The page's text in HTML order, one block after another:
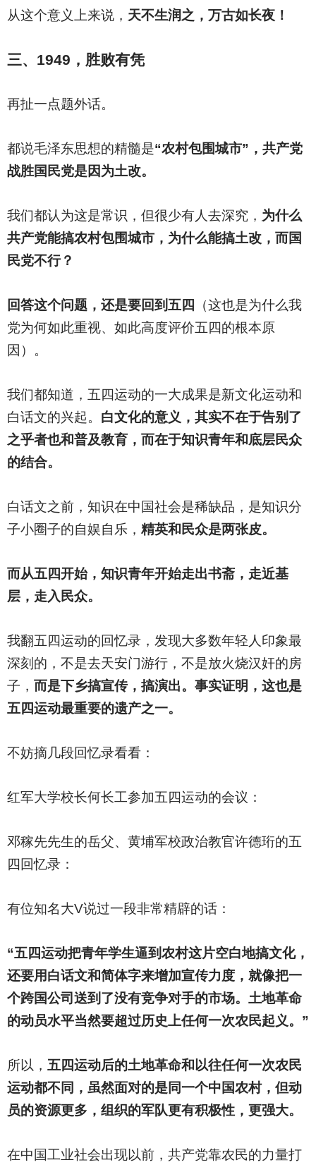
从这个意义上来说， 天不生润之，万古如长夜！
三、1949，胜败有凭
再扯一点题外话。
都说毛泽东思想的精髓是“农村包围城市”，共产党
战胜国民党是因为土改。
我们都认为这是常识，但很少有人去深究， 为什么
共产党能搞农村包围城市，为什么能搞土改，而国
民党不行？
回答这个问题，还是要回到五四
（这也是为什么我
党为何如此重视、如此高度评价五四的根本原
因）。
我们都知道，五四运动的一大成果是新文化运动和
白话文的兴起。 白文化的意义，其实不在于告别了
之乎者也和普及教育，而在于知识青年和底层民众
的结合。
白话文之前，知识在中国社会是稀缺品，是知识分
子小圈子的自娱自乐， 精英和民众是两张皮。
而从五四开始，知识青年开始走出书斋，走近基
层，走入民众。
我翻五四运动的回忆录，发现大多数年轻人印象最
深刻的，不是去天安门游行，不是放火烧汉奸的房
子， 而是下乡搞宣传，搞演出。事实证明，这也是
五四运动最重要的遗产之一。
不妨摘几段回忆录看看：
红军大学校长何长工参加五四运动的会议：
邓稼先先生的岳父、黄埔军校政治教官许德珩的五
四回忆录：
有位知名大V说过一段非常精辟的话：
“五四运动把青年学生逼到农村这片空白地搞文化，
还要用白话文和简体字来增加宣传力度，就像把一
个跨国公司送到了没有竞争对手的市场。土地革命
的动员水平当然要超过历史上任何一次农民起义。”
所以， 五四运动后的土地革命和以往任何一次农民
运动都不同，虽然面对的是同一个中国农村，但动
员的资源更多，组织的军队更有积极性，更强大。
在中国工业社会出现以前，共产党靠农民的力量打